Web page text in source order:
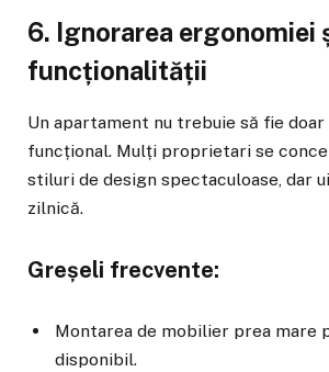
6. Ignorarea ergonomiei
funcționalității
Un apartament nu trebuie să fie
funcțional. Mulți proprietari se
stiluri de design spectaculoase, dar
zilnică.
Greșeli frecvente:
Montarea de mobilier prea mare
disponibil.